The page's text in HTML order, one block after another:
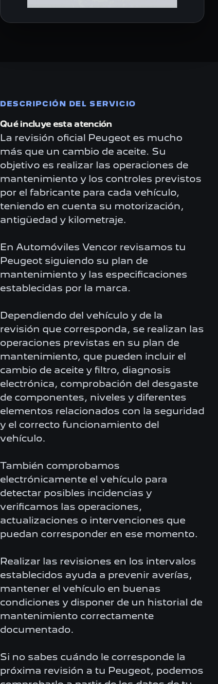
DESCRIPCIÓN DEL SERVICIO
Qué incluye esta atención
La revisión oficial Peugeot es mucho
más que un cambio de aceite. Su
objetivo es realizar las operaciones de
mantenimiento y los controles previstos
por el fabricante para cada vehículo,
teniendo en cuenta su motorización,
antigüedad y kilometraje.
En Automóviles Vencor revisamos tu
Peugeot siguiendo su plan de
mantenimiento y las especificaciones
establecidas por la marca.
Dependiendo del vehículo y de la
revisión que corresponda, se realizan las
operaciones previstas en su plan de
mantenimiento, que pueden incluir el
cambio de aceite y filtro, diagnosis
electrónica, comprobación del desgaste
de componentes, niveles y diferentes
elementos relacionados con la seguridad
y el correcto funcionamiento del
vehículo.
También comprobamos
electrónicamente el vehículo para
detectar posibles incidencias y
verificamos las operaciones,
actualizaciones o intervenciones que
puedan corresponder en ese momento.
Realizar las revisiones en los intervalos
establecidos ayuda a prevenir averías,
mantener el vehículo en buenas
condiciones y disponer de un historial de
mantenimiento correctamente
documentado.
Si no sabes cuándo le corresponde la
próxima revisión a tu Peugeot, podemos